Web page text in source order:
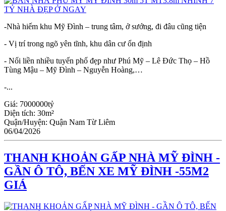
-Nhà hiếm khu Mỹ Đình – trung tâm, ở sướng, đi đâu cũng tiện
- Vị trí trong ngõ yên tĩnh, khu dân cư ổn định
- Nối liền nhiều tuyến phố đẹp như Phú Mỹ – Lê Đức Thọ – Hồ
Tùng Mậu – Mỹ Đình – Nguyễn Hoàng,…
-...
Giá: 7000000tỷ
Diện tích: 30m²
Quận/Huyện: Quận Nam Từ Liêm
06/04/2026
THANH KHOẢN GẤP NHÀ MỸ ĐÌNH -
GẦN Ô TÔ, BẾN XE MỸ ĐÌNH -55M2
GIÁ